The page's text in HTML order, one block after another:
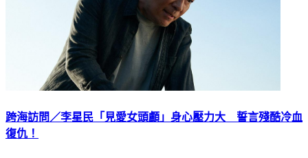
跨海訪問／李星民「見愛女頭顱」身心壓力大 誓言殘酷冷血
復仇！